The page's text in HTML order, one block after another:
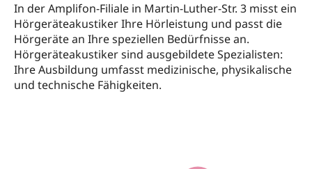
In der Amplifon-Filiale in Martin-Luther-Str. 3 misst ein
Hörgeräteakustiker Ihre Hörleistung und passt die
Hörgeräte an Ihre speziellen Bedürfnisse an.
Hörgeräteakustiker sind ausgebildete Spezialisten:
Ihre Ausbildung umfasst medizinische, physikalische
und technische Fähigkeiten.